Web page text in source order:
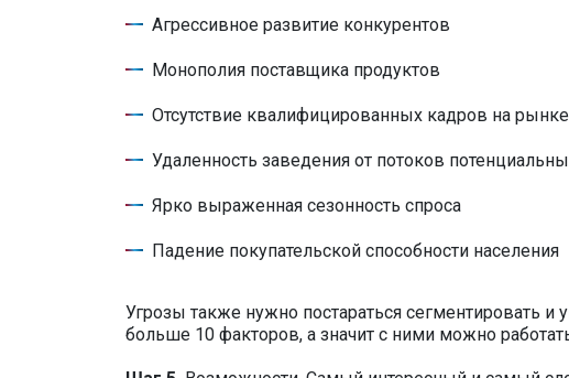
Агрессивное развитие конкурентов
Монополия поставщика продуктов
Отсутствие квалифицированных кадров на
Удаленность заведения от потоков
Ярко выраженная сезонность спроса
Падение покупательской способности населения
Угрозы также нужно постараться сегментировать и
больше 10 факторов, а значит с ними можно